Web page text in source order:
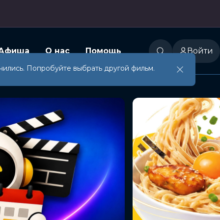
О нас Помощь Войти
Попробуйте выбрать другой фильм.